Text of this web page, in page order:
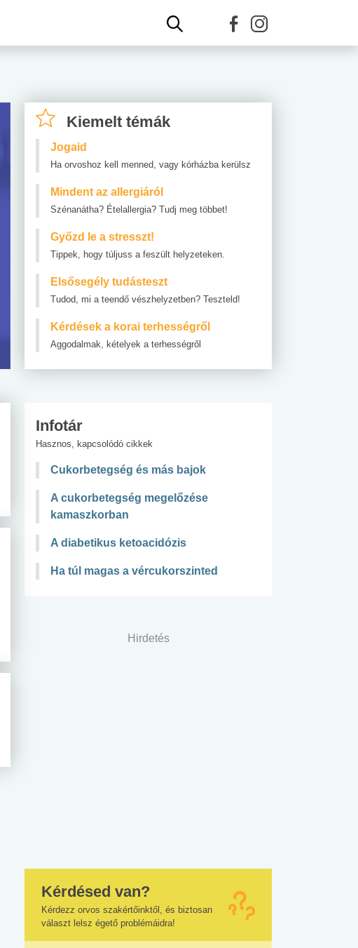
Kiemelt témák
Jogaid
Ha orvoshoz kell menned, vagy kórházba kerülsz
Mindent az allergiáról
Szénanátha? Ételallergia? Tudj meg többet!
Győzd le a stresszt!
Tippek, hogy túljuss a feszült helyzeteken.
Elsősegély tudásteszt
Tudod, mi a teendő vészhelyzetben? Teszteld!
Kérdések a korai terhességről
Aggodalmak, kételyek a terhességről
Infotár
Hasznos, kapcsolódó cikkek
Cukorbetegség és más bajok
A cukorbetegség megelőzése
kamaszkorban
A diabetikus ketoacidózis
Ha túl magas a vércukorszinted
Hirdetés
Kérdésed van?
Kérdezz orvos szakértőinktől, és biztosan
választ lelsz égető problémáidra!